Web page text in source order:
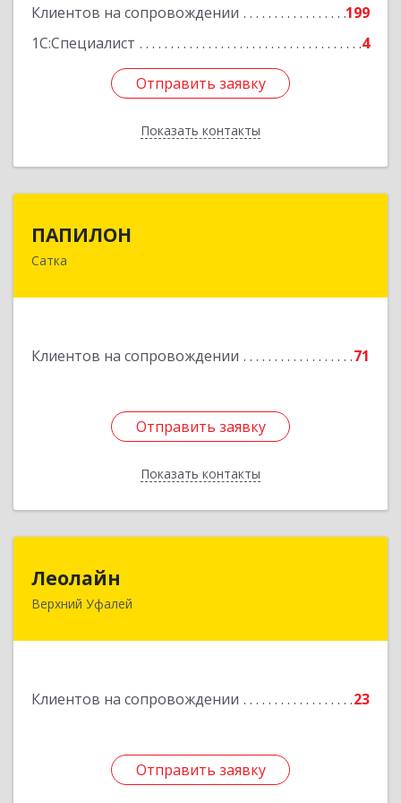
Клиентов на сопровождении
199
1С:Специалист
4
Отправить заявку
Показать контакты
Отправить заявку
Назад
ПАПИЛОН
Сатка
Клиентов на сопровождении 71
Отправить заявку
Показать контакты
456910, Челябинская обл, Саткинский р-н, г
Отправить заявку
Назад
Леолайн
Верхний Уфалей
Клиентов на сопровождении 23
Отправить заявку
456800, Челябинская обл, Верхний Уфалей г,
Отправить заявку